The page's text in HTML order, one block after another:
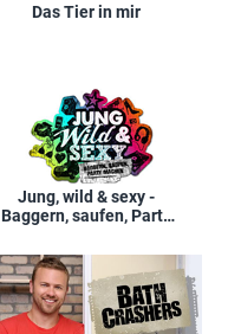
Das Tier in mir
Jung, wild & sexy -
Baggern, saufen, Party